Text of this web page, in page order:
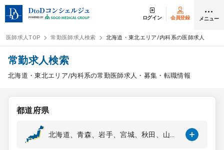
ログイン 会員登録 メニュー
ログイン
医師求人
常勤検索
医師求人TOP 常勤医師求人検索 北海道・東北エリア/内科系の医師求人
常勤求人検索
北海道・東北エリア/内科系の常勤医師求人・募集・転職情報
都道府県
北海道、青森、岩手、宮城、秋田、山